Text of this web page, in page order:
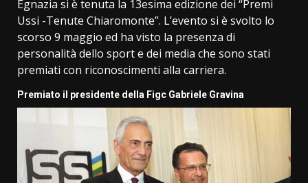
Egnazia si è tenuta la 13esima edizione dei “Premi
Ussi -Tenute Chiaromonte”. L’evento si è svolto lo
scorso 9 maggio ed ha visto la presenza di
personalità dello sport e dei media che sono stati
premiati con riconoscimenti alla carriera.
Premiato il presidente della Figc Gabriele Gravina